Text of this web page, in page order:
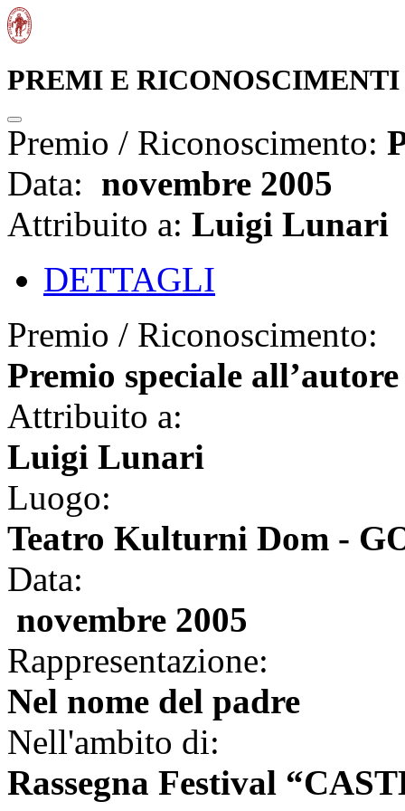
PREMI E RICONOSCIMENTI
Premio / Riconoscimento:
Data: novembre 2005
Attribuito a: Luigi Lunari
DETTAGLI
Premio / Riconoscimento:
Premio speciale all’autore
Attribuito a:
Luigi Lunari
Luogo:
Teatro Kulturni Dom -
Data:
novembre 2005
Rappresentazione:
Nel nome del padre
Nell'ambito di:
Rassegna Festival